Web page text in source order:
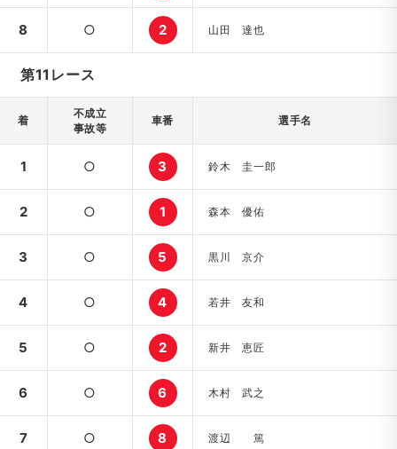
8 ○ 2 山田 達也
第11レース
着
不成立
事故等
車番 選手名
1 ○ 3 鈴木 圭一郎
2 ○ 1 森本 優佑
3 ○ 5 黒川 京介
4 ○ 4 若井 友和
5 ○ 2 新井 恵匠
6 ○ 6 木村 武之
7 ○ 8 渡辺 篤